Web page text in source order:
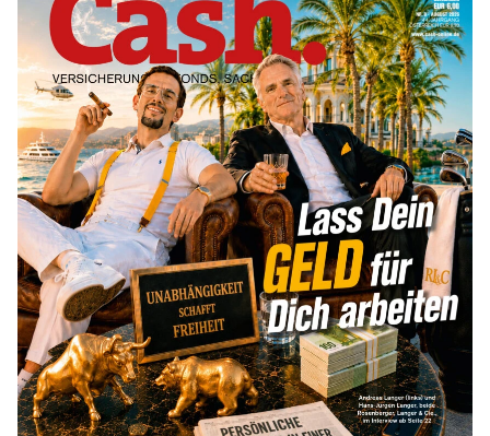
WEITERE ARTIKEL
zurückweiter
„Jung kauft Alt“ 2026: Neue Förderung im
Überblick – Tabelle mit Kreditbeträgen
und Einkommensgrenzen
mehr
Bitcoin im Wartemodus: Fed und CLARITY
Act geben die Richtung vor
mehr